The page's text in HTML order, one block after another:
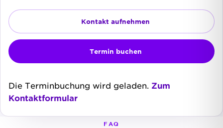
Kontakt aufnehmen
Termin buchen
Die Terminbuchung wird geladen. Zum
Kontaktformular
FAQ